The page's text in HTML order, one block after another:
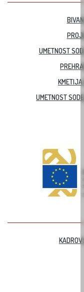
UMETNOST
KMETIJA
UMETNOST